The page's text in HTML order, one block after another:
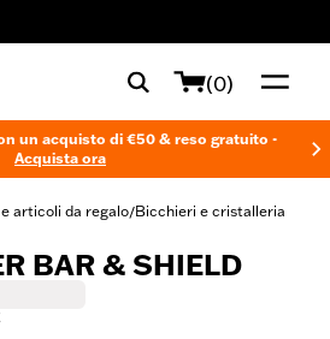
(0)
un acquisto di €50 & reso gratuito -
Acquista ora
articoli da regalo/Bicchieri e cristalleria
BAR & SHIELD